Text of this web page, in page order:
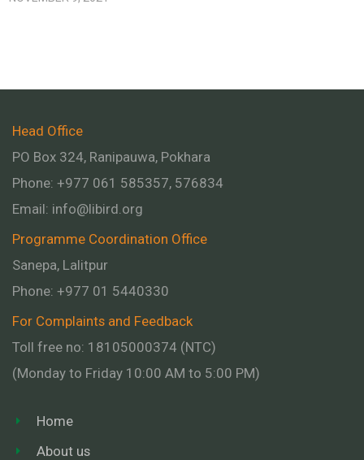
Head Office
PO Box 324, Ranipauwa, Pokhara
Phone: +977 061 585357, 576834
Email: info@libird.org
Programme Coordination Office
Sanepa, Lalitpur
Phone: +977 01 5440330
For Complaints and Feedback
Toll free no: 18105000374 (NTC)
(Monday to Friday 10:00 AM to 5:00 PM)
Home
About us